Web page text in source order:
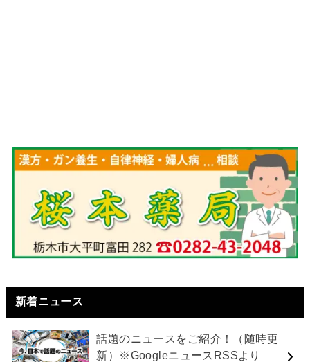
新着ニュース
話題のニュースをご紹介！（随時更
新）※GoogleニュースRSSより